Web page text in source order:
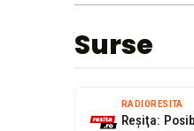
Surse
RADIORESITA